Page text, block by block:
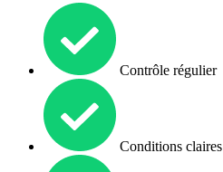
Contrôle régulier
Conditions claires